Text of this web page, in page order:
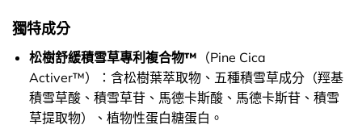
獨特成分
松樹舒緩積雪草專利複合物™ （Pine Cica
Activer™）：含松樹葉萃取物、五種積雪草成分（羥基
積雪草酸、積雪草苷、馬德卡斯酸、馬德卡斯苷、積雪
草提取物）、植物性蛋白糖蛋白。